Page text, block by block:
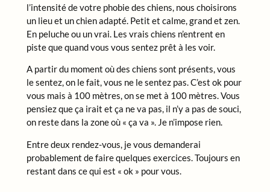
l’intensité de votre phobie des chiens, nous choisirons
un lieu et un chien adapté. Petit et calme, grand et zen.
En peluche ou un vrai. Les vrais chiens n’entrent en
piste que quand vous vous sentez prêt à les voir.
A partir du moment où des chiens sont présents, vous
le sentez, on le fait, vous ne le sentez pas. C’est ok pour
vous mais à 100 mètres, on se met à 100 mètres. Vous
pensiez que ça irait et ça ne va pas, il n’y a pas de souci,
on reste dans la zone où « ça va ». Je n’impose rien.
Entre deux rendez-vous, je vous demanderai
probablement de faire quelques exercices. Toujours en
restant dans ce qui est « ok » pour vous.